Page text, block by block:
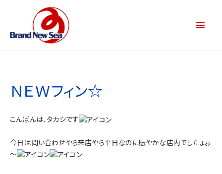
ＮＥＷフィン☆
こんばんは、タカシです
今日は問い合わせやら来店やら平日なのに賑やかな店内でしたょぉ
～